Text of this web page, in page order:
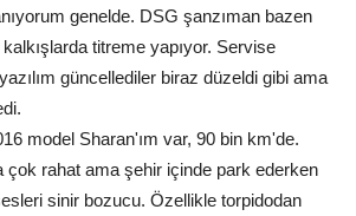
genelde. DSG şanzıman bazen
titreme yapıyor. Servise
güncellediler biraz düzeldi gibi ama
model Sharan'ım var, 90 bin km'de.
çok rahat ama şehir içinde park ederken
sinir bozucu. Özellikle torpidodan